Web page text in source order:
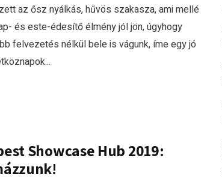
az ősz nyálkás, hűvös szakasza, ami mellé
és este-édesítő élmény jól jön, úgyhogy
felvezetés nélkül bele is vágunk, íme egy jó
Showcase Hub 2019: